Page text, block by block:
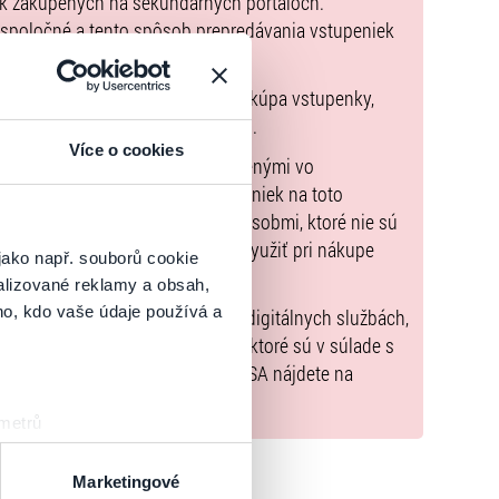
Více o cookies
např. souborů cookie
reklamy a obsah,
kdo vaše údaje používá a
prstu)
. Svůj souhlas
Marketingové
a tento spôsob prepredávania vstupeniek
zmluvu, ktorej predmetom je kúpa vstupenky,
sú uvedené priamo v košíku.
uhradiť len spôsobmi uvedenými vo
že kúpne ceny vstupeniek na toto
Poukazov GoOut, ani inými spôsobmi, ktoré nie sú
. Poukazy GoOut môžete využiť pri nákupe
je uvedené inak.
EÚ 2022/2065 (Akt o digitálnych službách,
, iba výrobky alebo služby, ktoré sú v súlade s
informácie a kontakty podľa DSA nájdete na